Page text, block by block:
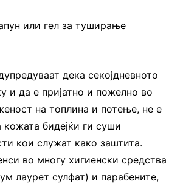
или гел за туширање
дека секојдневното
и да е пријатно и пожелно во
на топлина и потење, не е
кожата бидејќи ги суши
кои служат како заштита.
во многу хигиенски средства
лаурет сулфат) и парабените,